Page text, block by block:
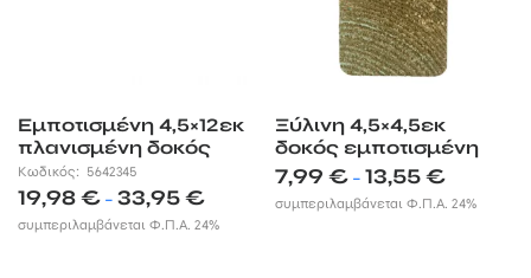
Εμποτισμένη 4,5×12εκ
πλανισμένη δοκός
Κωδικός: 5642345
19,98€ – 33,95€
range:
συμπεριλαμβάνεται Φ.Π.Α. 24%
Ξύλινη 4,5×4,5εκ
δοκός εμποτισμένη
7,99€ – 13,55€
range:
συμπεριλαμβάνεται Φ.Π.Α. 24%